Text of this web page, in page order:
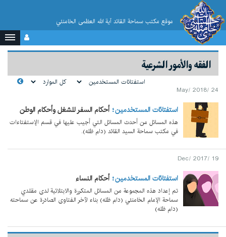
موقع مکتب سماحة القائد آية الله العظمى الخامنئي
الفقه والأمور الشرعية
24 /May/ 2018
استفتائات المستخدمین أحكام السفر للشغل وأحكام الوطن
هذه المسائل من أحدث المسائل التي أجيب عليها في قسم الإستفتاءات
في مكتب سماحة السيد القائد (دام ظله).
19 /Dec/ 2017
استفتائات المستخدمین أحکام النساء
تم إعداد هذه المجموعة من المسائل المتكررة والابتلائية لدى مقلدي
سماحة الإمام الخامنئي (دام ظله) بناء لآخر الفتاوى الصادرة عن سماحته
(دام ظله)